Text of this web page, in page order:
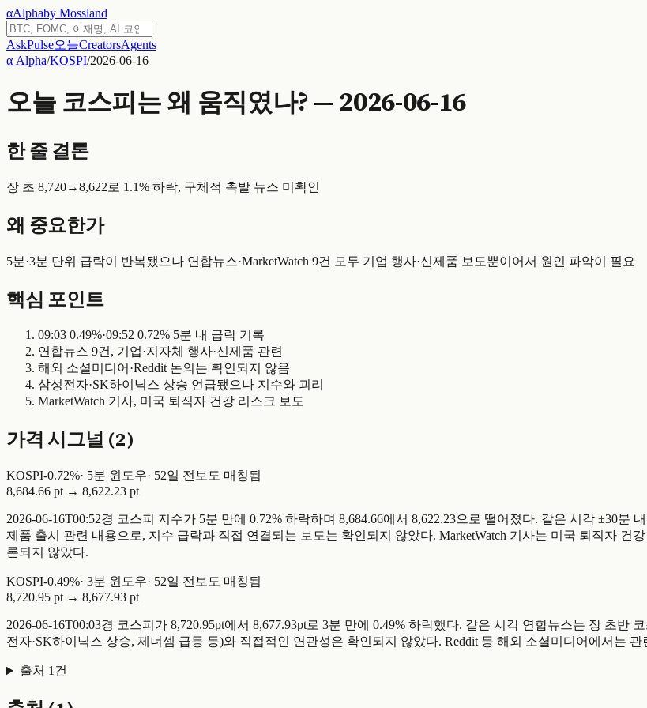
αAlphaby Mossland
AskPulse오늘CreatorsAgents
α Alpha/KOSPI/2026-06-16
오늘 코스피는 왜 움직였나? — 2026-06-16
한 줄 결론
장 초 8,720→8,622로 1.1% 하락, 구체적 촉발 뉴스 미확인
왜 중요한가
5분·3분 단위 급락이 반복됐으나 연합뉴스·MarketWatch 9건 모두 기업 행사·신제품 보도뿐이어서 원인 파악이 필요
핵심 포인트
09:03 0.49%·09:52 0.72% 5분 내 급락 기록
연합뉴스 9건, 기업·지자체 행사·신제품 관련
해외 소셜미디어·Reddit 논의는 확인되지 않음
삼성전자·SK하이닉스 상승 언급됐으나 지수와 괴리
MarketWatch 기사, 미국 퇴직자 건강 리스크 보도
가격 시그널 (2)
KOSPI-0.72%· 5분 윈도우· 52일 전 보도 매칭됨
8,684.66 pt → 8,622.23 pt
2026-06-16T00:52경 코스피 지수가 5분 만에 0.72% 하락하며 8,684.66에서 8,622.23으로 떨어졌다. 같은 시각 ±30분
제품 출시 관련 내용으로, 지수 급락과 직접 연결되는 보도는 확인되지 않았다. MarketWatch 기사는 미국 퇴직자 건
론되지 않았다.
KOSPI-0.49%· 3분 윈도우· 52일 전 보도 매칭됨
8,720.95 pt → 8,677.93 pt
2026-06-16T00:03경 코스피가 8,720.95pt에서 8,677.93pt로 3분 만에 0.49% 하락했다. 같은 시각 연합뉴스는 장 초
전자·SK하이닉스 상승, 제너셈 급등 등)와 직접적인 연관성은 확인되지 않았다. Reddit 등 해외 소셜미디어에서는 관
출처 1 건